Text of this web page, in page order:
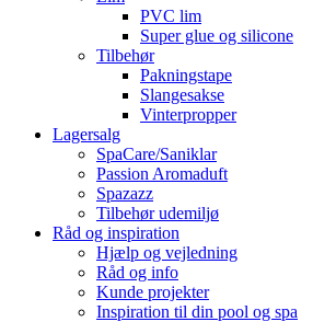
PVC lim
Super glue og silicone
Tilbehør
Pakningstape
Slangesakse
Vinterpropper
Lagersalg
SpaCare/Saniklar
Passion Aromaduft
Spazazz
Tilbehør udemiljø
Råd og inspiration
Hjælp og vejledning
Råd og info
Kunde projekter
Inspiration til din pool og spa